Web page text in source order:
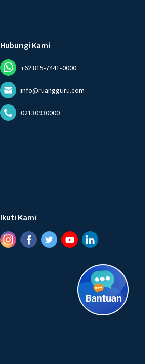
Hubungi Kami
+62 815-7441-0000
info@ruangguru.com
02130930000
Ikuti Kami